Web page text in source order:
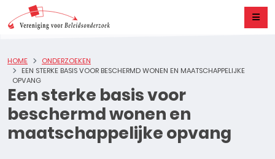
Een sterke basis voor
beschermd wonen en
maatschappelijke opvang
HOME
ONDERZOEKEN
EEN STERKE BASIS VOOR BESCHERMD WONEN EN MAATSCHAPPELIJKE
OPVANG